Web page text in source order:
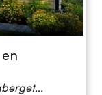
en